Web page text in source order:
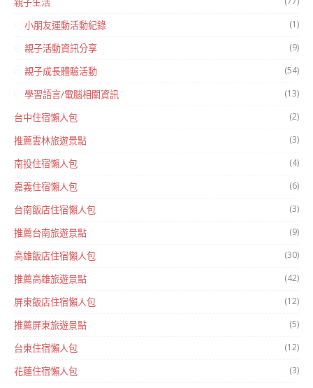
小朋友運動活動紀錄 (1)
親子活動資訊分享 (9)
親子成長體驗活動 (54)
學習語言/電腦相關資訊 (13)
台中住宿懶人包 (2)
推薦雲林旅遊景點 (3)
南投住宿懶人包 (4)
嘉義住宿懶人包 (6)
台南飯店住宿懶人包 (3)
推薦台南旅遊景點 (9)
高雄飯店住宿懶人包 (30)
推薦高雄旅遊景點 (42)
屏東飯店住宿懶人包 (12)
推薦屏東旅遊景點 (5)
台東住宿懶人包 (12)
花蓮住宿懶人包 (3)